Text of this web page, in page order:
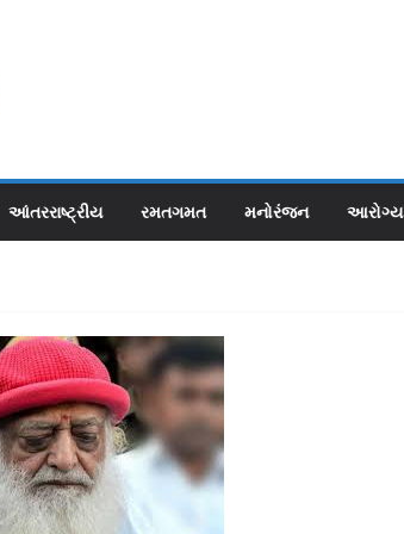
આંતરરાષ્ટ્રીય રમતગમત મનોરંજન આરોગ્ય